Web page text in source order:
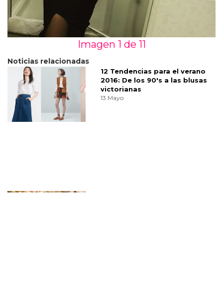
Imagen 1 de 11
Noticias relacionadas
12 Tendencias para el verano
2016: De los 90's a las blusas
victorianas
13 Mayo